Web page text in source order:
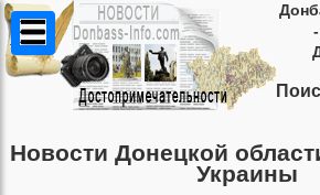
Новости Донецкой
Украины